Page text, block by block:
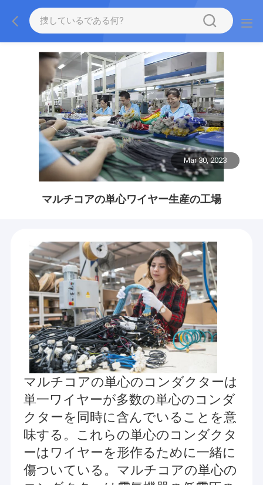
Mar 30, 2023
マルチコアの単心ワイヤー生産の工場
マルチコアの単心のコンダクターは
単一ワイヤーが多数の単心のコンダ
クターを同時に含んでいることを意
味する。これらの単心のコンダクタ
ーはワイヤーを形作るために一緒に
傷ついている。マルチコアの単心の